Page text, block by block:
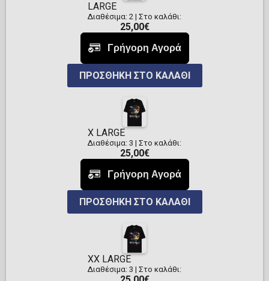
LARGE
Διαθέσιμα: 2 | Στο καλάθι:
25,00€
ΠΡΟΣΘΉΚΗ ΣΤΟ ΚΑΛΆΘΙ
X LARGE
Διαθέσιμα: 3 | Στο καλάθι:
25,00€
ΠΡΟΣΘΉΚΗ ΣΤΟ ΚΑΛΆΘΙ
XX LARGE
Διαθέσιμα: 3 | Στο καλάθι: